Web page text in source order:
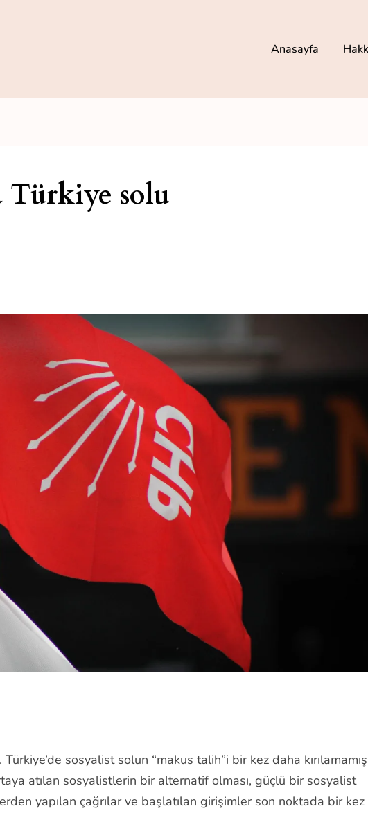
Anasayfa
Türkiye solu
sosyalist solun “makus talih”i bir kez daha kırılamamış
atılan sosyalistlerin bir alternatif olması, güçlü bir sosyalist
yapılan çağrılar ve başlatılan girişimler son noktada bir kez